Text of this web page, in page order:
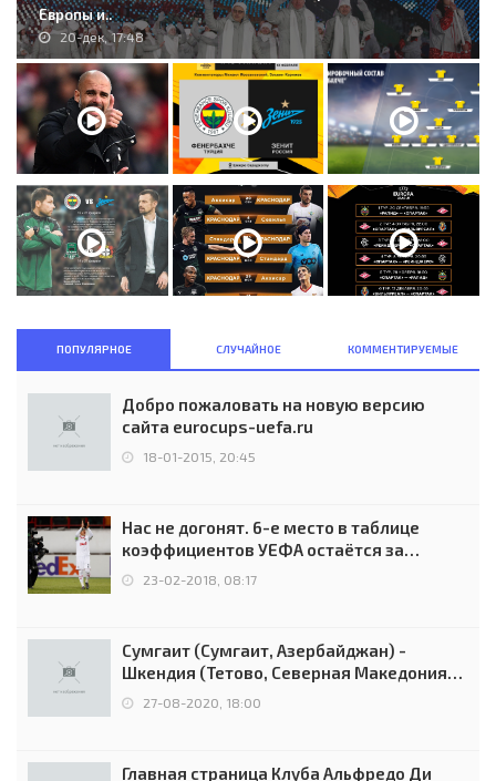
Европы и..
20-дек, 17:48
ПОПУЛЯРНОЕ СЛУЧАЙНОЕ КОММЕНТИРУЕМЫЕ
Добро пожаловать на новую версию
сайта eurocups-uefa.ru
18-01-2015, 20:45
Нас не догонят. 6-е место в таблице
коэффициентов УЕФА остаётся за
Россией
23-02-2018, 08:17
Сумгаит (Сумгаит, Азербайджан) -
Шкендия (Тетово, Северная Македония) -
0:2 (0:0)
27-08-2020, 18:00
Главная страница Клуба Альфредо Ди